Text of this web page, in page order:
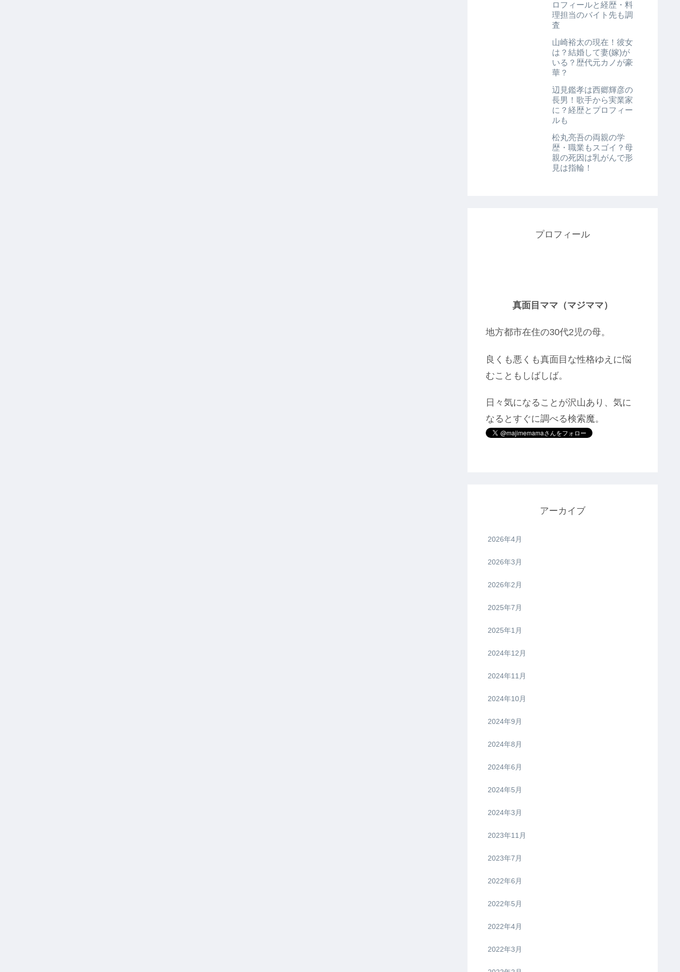
ロフィールと経歴・料
理担当のバイト先も調
査
山崎裕太の現在！彼女
は？結婚して妻(嫁)が
いる？歴代元カノが豪
華？
辺見鑑孝は西郷輝彦の
長男！歌手から実業家
に？経歴とプロフィー
ルも
松丸亮吾の両親の学
歴・職業もスゴイ？母
親の死因は乳がんで形
見は指輪！
プロフィール
真面目ママ（マジママ）
地方都市在住の30代2児の母。
良くも悪くも真面目な性格ゆえに悩
むこともしばしば。
日々気になることが沢山あり、気に
なるとすぐに調べる検索魔。
アーカイブ
2026年4月
2026年3月
2026年2月
2025年7月
2025年1月
2024年12月
2024年11月
2024年10月
2024年9月
2024年8月
2024年6月
2024年5月
2024年3月
2023年11月
2023年7月
2022年6月
2022年5月
2022年4月
2022年3月